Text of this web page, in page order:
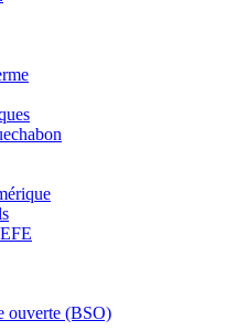
ouverte (BSO)